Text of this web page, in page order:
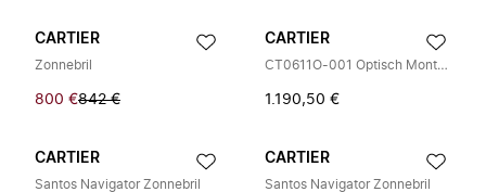
CARTIER
Zonnebril
800 €842 €
CARTIER
CT0611O-001 Optisch Montuur
1.190,50 €
CARTIER
Santos Navigator Zonnebril
CARTIER
Santos Navigator Zonnebril